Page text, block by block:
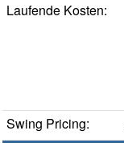
Laufende Kosten:
Swing Pricing: